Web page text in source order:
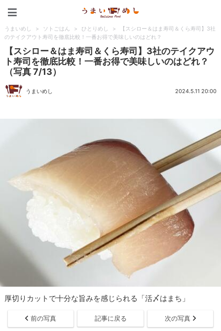
うまいめし > ソトごはん > ひとりめし >
【スシロー＆はま寿司＆くら寿司】3社
のテイクアウト寿司を徹底比較！一番お得で美味しいのはどれ？
【スシロー＆はま寿司＆くら寿司】3社のテイクアウ
ト寿司を徹底比較！一番お得で美味しいのはどれ？
（写真 7/13）
うまいめし 2024.5.11 20:00
厚切りカットで十分な旨みを感じられる「活〆はまち」
前の写真 記事に戻る 次の写真